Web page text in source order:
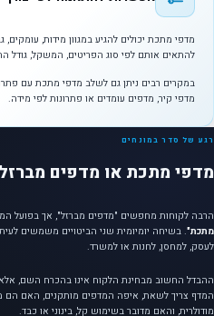
מדפי מתכת יכולים להגיע במגוון מידות,
להתאים אותם לפי סוג הפריטים, המשקל, גודל
במקרים רבים ניתן גם לשלב מדפי מתכת עם
מדפי קיר, מדפים עומדים או פתרונות לפי מידה.
רגע של סדר במונחים
מדפי מתכת או מדפים
הרבה לקוחות מחפשים "מדפים מברזל", אך בפועל
מתכת". בשיחה יומיומית שני הביטויים משמשים
לעסק, למחסן, לחנות או למשרד.
ההבדל החשוב מבחינת הלקוח אינו בהכרח השם, אלא
המדף צריך לשאת, איפה המדפים מותקנים, האם הם
מודולרית, והאם מדובר בשימוש קל, בינוני או כבד.